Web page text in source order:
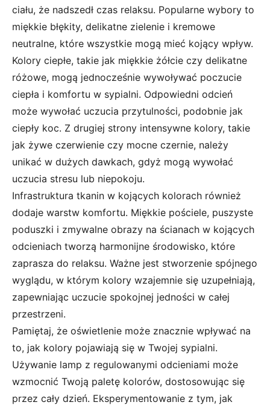
ciału, że nadszedł czas relaksu. Popularne wybory to
miękkie błękity, delikatne zielenie i kremowe
neutralne, które wszystkie mogą mieć kojący wpływ.
Kolory ciepłe, takie jak miękkie żółcie czy delikatne
różowe, mogą jednocześnie wywoływać poczucie
ciepła i komfortu w sypialni. Odpowiedni odcień
może wywołać uczucia przytulności, podobnie jak
ciepły koc. Z drugiej strony intensywne kolory, takie
jak żywe czerwienie czy mocne czernie, należy
unikać w dużych dawkach, gdyż mogą wywołać
uczucia stresu lub niepokoju.
Infrastruktura tkanin w kojących kolorach również
dodaje warstw komfortu. Miękkie pościele, puszyste
poduszki i zmywalne obrazy na ścianach w kojących
odcieniach tworzą harmonijne środowisko, które
zaprasza do relaksu. Ważne jest stworzenie spójnego
wyglądu, w którym kolory wzajemnie się uzupełniają,
zapewniając uczucie spokojnej jedności w całej
przestrzeni.
Pamiętaj, że oświetlenie może znacznie wpływać na
to, jak kolory pojawiają się w Twojej sypialni.
Używanie lamp z regulowanymi odcieniami może
wzmocnić Twoją paletę kolorów, dostosowując się
przez cały dzień. Eksperymentowanie z tym, jak